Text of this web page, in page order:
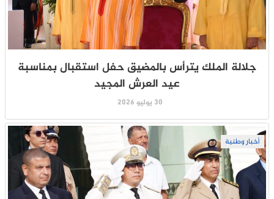
جلالة الملك يترأس بالمضيق حفل استقبال بمناسبة
عيد العرش المجيد
30 يوليو 2026
أخبار وطنية